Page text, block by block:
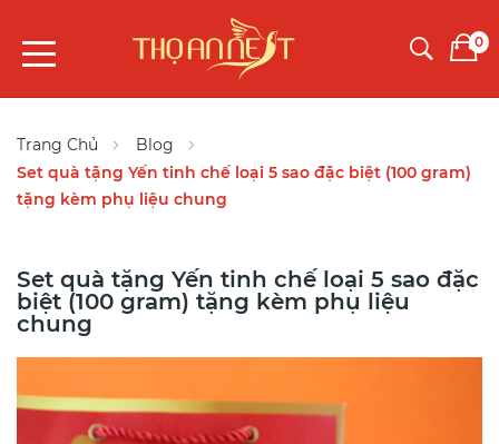
0
Trang Chủ
Blog
Set quà tặng Yến tinh chế loại 5 sao đặc biệt (100 gram)
tặng kèm phụ liệu chung
Set quà tặng Yến tinh chế loại 5 sao đặc
biệt (100 gram) tặng kèm phụ liệu
chung